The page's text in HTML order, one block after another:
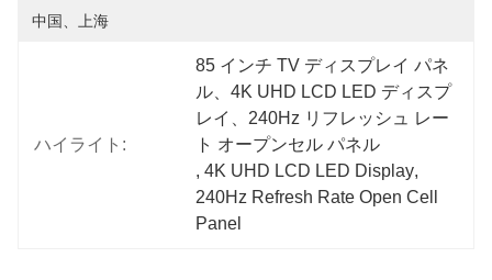
中国、上海
ハイライト:
85 インチ TV ディスプレイ パネ
ル、4K UHD LCD LED ディスプ
レイ、240Hz リフレッシュ レー
ト オープンセル パネル
, 4K UHD LCD LED Display,
240Hz Refresh Rate Open Cell
Panel